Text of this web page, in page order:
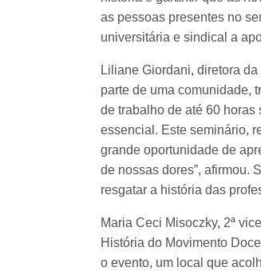
as pessoas presentes no
universitária e sindical a
Liliane Giordani, diretora
parte de uma comunidade,
de trabalho de até 60 horas
essencial. Este seminário,
grande oportunidade de
de nossas dores”, afirmou.
resgatar a história das
Maria Ceci Misoczky, 2ª
História do Movimento
o evento, um local que